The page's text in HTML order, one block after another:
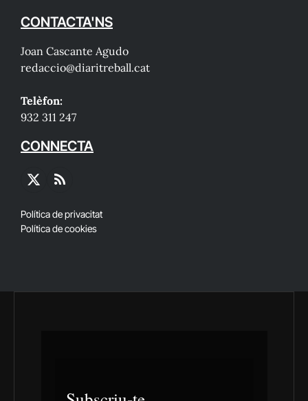
CONTACTA'NS
Joan Cascante Agudo
redaccio@diaritreball.cat
Telèfon:
932 311 247
CONNECTA
X
RSS
Política de privacitat
Política de cookies